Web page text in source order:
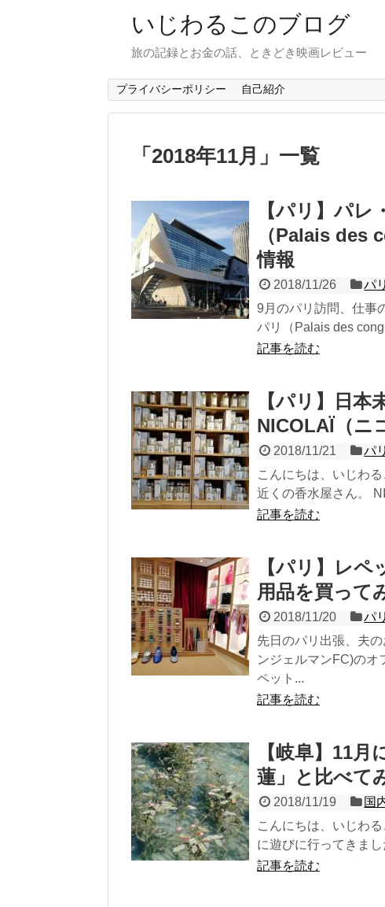
いじわるこのブログ
旅の記録とお金の話、ときどき映画レビュー
プライバシーポリシー 自己紹介
「 2018年11月 」 一覧
【パリ】パレ
（Palais des
情報
2018/11/26 パリ
9月のパリ訪問、仕事
パリ（Palais des
記事を読む
【パリ】日本
NICOLAÏ（ニ
2018/11/21 パリ
こんにちは、いじわ
近くの香水屋さん。
記事を読む
【パリ】レ
用品を買って
2018/11/20 パリ
先日のパリ出張、夫
ンジェルマンFC)のオ
ペット...
記事を読む
【岐阜】11
蓮」と比べて
2018/11/19
国
こんにちは、いじわ
に遊びに行ってきま
記事を読む